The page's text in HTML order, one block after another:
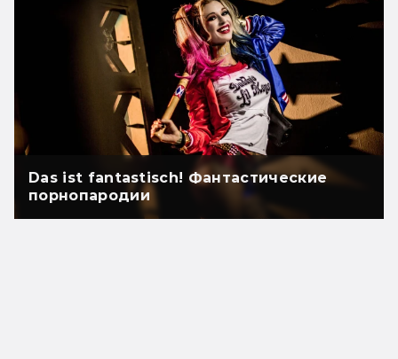
Das ist fantastisch! Фантастические
порнопародии